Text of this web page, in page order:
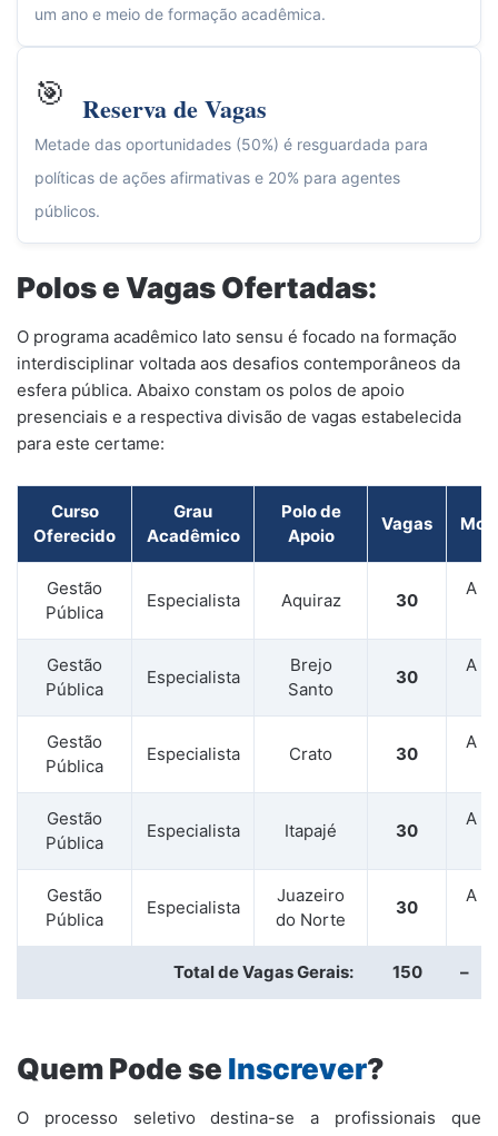
um ano e meio de formação acadêmica.
🎯 Reserva de Vagas
Metade das oportunidades (50%) é resguardada para
políticas de ações afirmativas e 20% para agentes
públicos.
Polos e Vagas Ofertadas:
O programa acadêmico lato sensu é focado na formação
interdisciplinar voltada aos desafios contemporâneos da
esfera pública. Abaixo constam os polos de apoio
presenciais e a respectiva divisão de vagas estabelecida
para este certame:
Curso
Oferecido
Grau
Acadêmico
Polo de
Apoio
Vagas
Gestão
Pública
Especialista Aquiraz 30
A
Gestão
Pública
Especialista
Brejo
Santo
30
A
Gestão
Pública
Especialista Crato 30
A
Gestão
Pública
Especialista Itapajé 30
A
Gestão
Pública
Especialista
Juazeiro
do Norte
30
A
Total de Vagas Gerais: 150 –
Quem Pode se Inscrever?
O processo seletivo destina-se a profissionais que